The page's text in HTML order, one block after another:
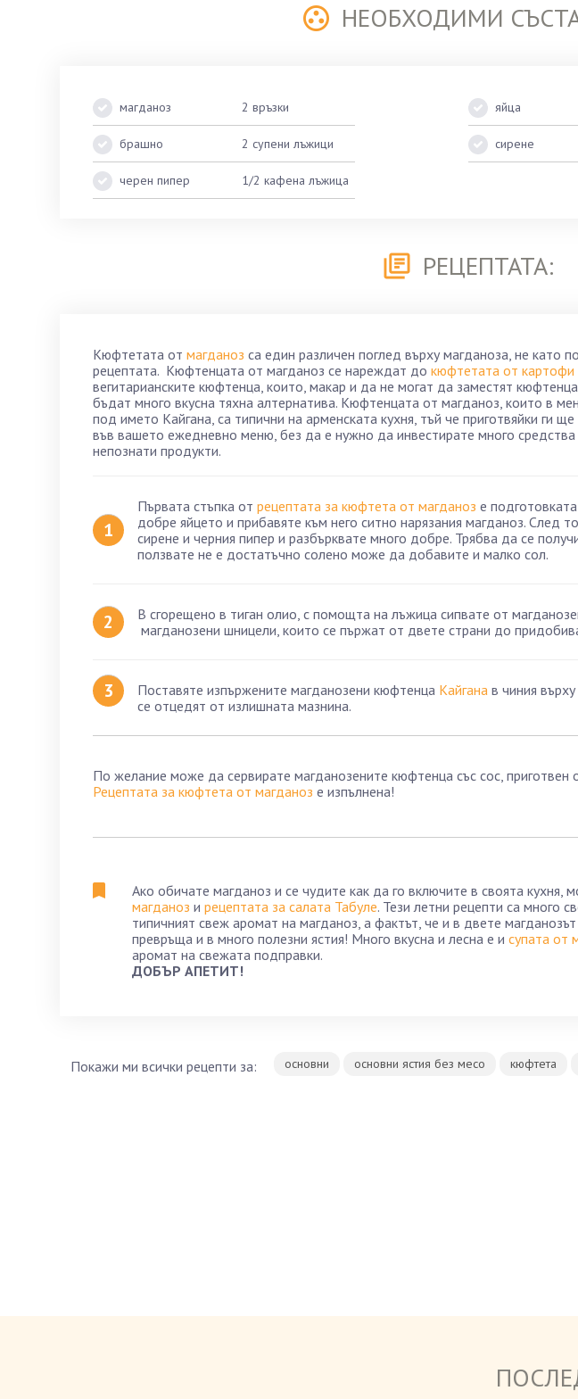
НЕОБХОДИМИ
магданоз 2 връзки яйца
брашно 2 супени лъжици сирене
черен пипер 1/2 кафена лъжица
РЕЦЕПТАТА:
Кюфтетата от магданоз са един различен поглед върху магданоза, не като
рецептата. Кюфтенцата от магданоз се нареждат до кюфтетата от картофи
вегитарианските кюфтенца, които, макар и да не могат да заместят
бъдат много вкусна тяхна алтернатива. Кюфтенцата от магданоз, които в
под името Кайгана, са типични на арменската кухня, тъй че приготвяйки ги
във вашето ежедневно меню, без да е нужно да инвестирате много
непознати продукти.
Първата стъпка от рецептата за кюфтета от магданоз е
добре яйцето и прибавяте към него ситно нарязания магданоз. След
сирене и черния пипер и разбърквате много добре. Трябва да се
ползвате не е достатъчно солено може да добавите и малко сол.
В сгорещено в тиган олио, с помощта на лъжица сипвате от
магданозени шницели, които се пържат от двете страни до
Поставяте изпържените магданозени кюфтенца Кайгана в чиния
се отцедят от излишната мазнина.
По желание може да сервирате магданозените кюфтенца със сос, приготвен
Рецептата за кюфтета от магданоз е изпълнена!
Ако обичате магданоз и се чудите как да го включите в своята кухня,
магданоз и рецептата за салата Табуле. Тези летни рецепти са много
типичният свеж аромат на магданоз, а фактът, че и в двете
превръща и в много полезни ястия! Много вкусна и лесна е и супата от
аромат на свежата подправки.
ДОБЪР АПЕТИТ!
Покажи ми всички рецепти за: основни основни ястия без месо кюфтета